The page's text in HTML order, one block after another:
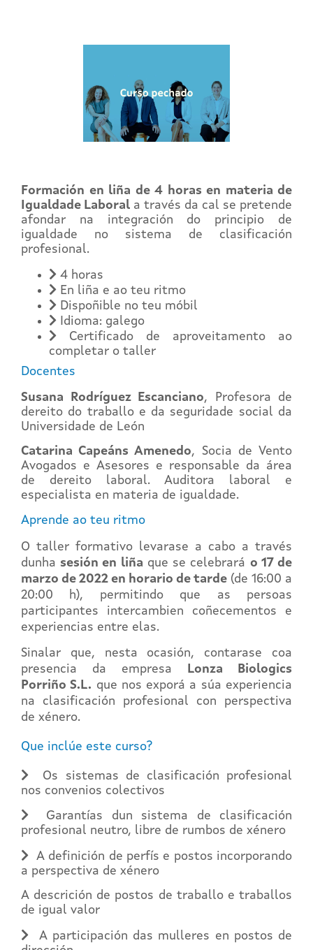
Formación en liña de 4 horas en materia de
Igualdade Laboral a través da cal se pretende
afondar na integración do principio de
igualdade no sistema de clasificación
profesional.
4 horas
En liña e ao teu ritmo
Dispoñible no teu móbil
Idioma: galego
Certificado de aproveitamento ao
completar o taller
Docentes
Susana Rodríguez Escanciano, Profesora de
dereito do traballo e da seguridade social da
Universidade de León
Catarina Capeáns Amenedo, Socia de Vento
Avogados e Asesores e responsable da área
de dereito laboral. Auditora laboral e
especialista en materia de igualdade.
Aprende ao teu ritmo
O taller formativo levarase a cabo a través
dunha sesión en liña que se celebrará o 17 de
marzo de 2022 en horario de tarde (de 16:00 a
20:00 h), permitindo que as persoas
participantes intercambien coñecementos e
experiencias entre elas.
Sinalar que, nesta ocasión, contarase coa
presencia da empresa
Lonza Biologics
Porriño S.L. que nos exporá a súa experiencia
na clasificación profesional con perspectiva
de xénero.
Que inclúe este curso?
Os sistemas de clasificación profesional
nos convenios colectivos
Garantías dun sistema de clasificación
profesional neutro, libre de rumbos de xénero
A definición de perfís e postos incorporando
a perspectiva de xénero
A descrición de postos de traballo e traballos
de igual valor
A participación das mulleres en postos de